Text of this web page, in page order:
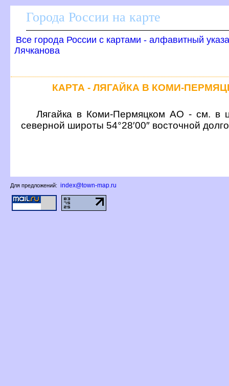
Города России на карте
се города России с картами - алфавитный
Лячканова
КАРТА - ЛЯГАЙКА В КОМИ-
Лягайка в Коми-Пермяцком АО - см. в
северной широты 54°28′00″ восточной
Для предложений: index@town-map.ru